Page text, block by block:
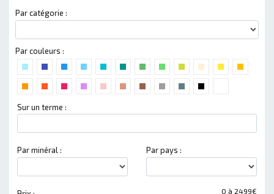
Par catégorie :
Par couleurs :
Sur un terme :
Par minéral : Par pays :
0 à 2499€